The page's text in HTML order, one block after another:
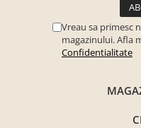
Prajitoare paine
Storcatoare
Paturi tapitate , Canapele
Vreau sa primesc
magazinului. Afla
Confidentialitate